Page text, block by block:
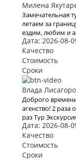
Милена
Замечательная
летаем за
ездим, любим и
раз тоже купили
персонал ,
моментально
итоге мы
всему
обязательно
Дата: 2026-08-
Качество
Стоимость
Сроки
Влада
Доброго
агенство! 2
раз Тур
камня в начале
на моря а
рекомендовать.
Дата: 2026-08-
Качество
Стоимость
Сроки